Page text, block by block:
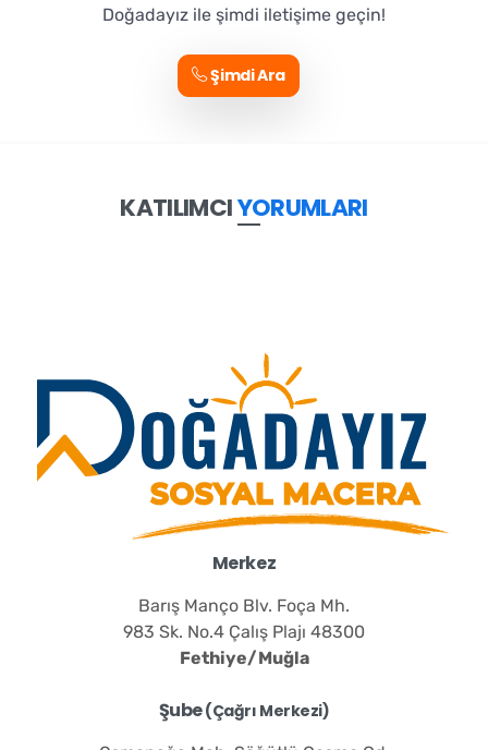
Doğadayız ile şimdi iletişime geçin!
Şimdi Ara
KATILIMCIYORUMLARI
Merkez
Barış Manço Blv. Foça Mh.
983 Sk. No.4 Çalış Plajı 48300
Fethiye/Muğla
Şube(Çağrı Merkezi)